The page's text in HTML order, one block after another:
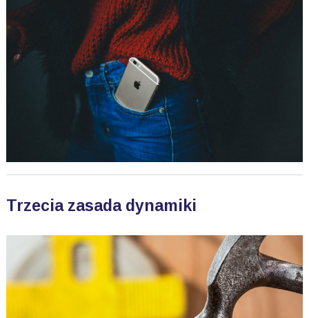
Trzecia zasada dynamiki